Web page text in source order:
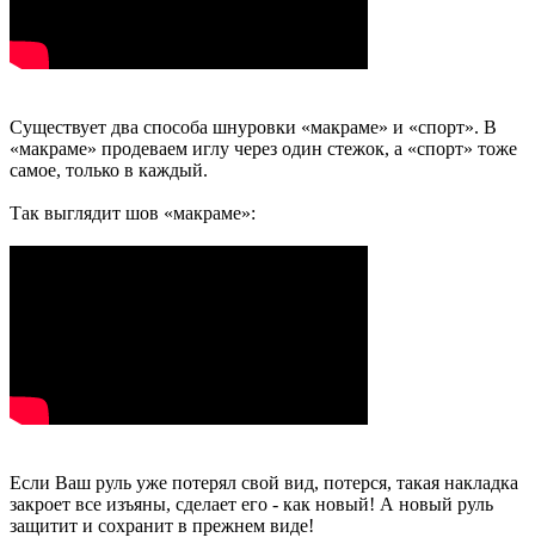
Существует два способа шнуровки «макраме» и «спорт». В
«макраме» продеваем иглу через один стежок, а «спорт» тоже
самое, только в каждый.
Так выглядит шов «макраме»:
Если Ваш руль уже потерял свой вид, потерся, такая накладка
закроет все изъяны, сделает его - как новый! А новый руль
защитит и сохранит в прежнем виде!